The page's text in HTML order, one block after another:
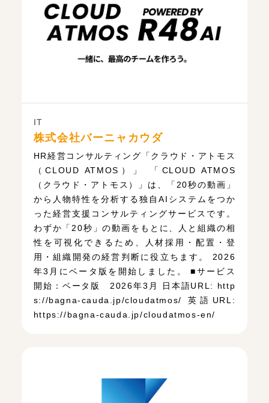
IT
株式会社バーニャカウダ
HR経営コンサルティング「クラウド・アトモス
（CLOUD ATMOS）」 「CLOUD ATMOS
（クラウド・アトモス）」は、「20秒の動画」
から人物特性を分析する独自AIシステムをつか
った経営支援コンサルティングサービスです。
わずか「20秒」の動画をもとに、人と組織の相
性を可視化できるため、人材採用・配置・登
用・組織開発の経営判断に役立ちます。 2026
年3月にベータ版を開始しました。 ■サービス
開始：ベータ版 2026年3月 日本語URL: http
s://bagna-cauda.jp/cloudatmos/ 英語URL:
https://bagna-cauda.jp/cloudatmos-en/